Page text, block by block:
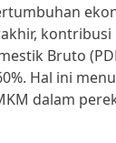
kontribusi
Bruto
Hal ini
dalam